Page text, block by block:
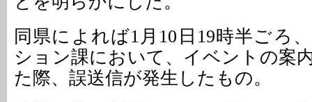
同県によれば1月10日19時半ごろ
ション課において、イベントの案
た際、誤送信が発生したもの。